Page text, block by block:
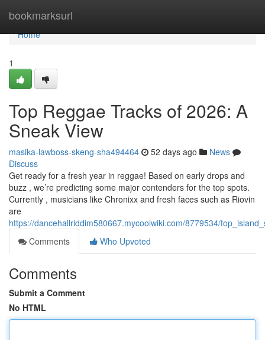
bookmarksurl
Home
Home
1
Top Reggae Tracks of 2026: A
Sneak View
masika-lawboss-skeng-sha494464 52 days ago
News
Discuss
Get ready for a fresh year in reggae! Based on early drops and
buzz , we’re predicting some major contenders for the top spots.
Currently , musicians like Chronixx and fresh faces such as Riovin
are
https://dancehallriddim580667.mycoolwiki.com/8779534/
Comments
Who Upvoted
Comments
Submit a Comment
No HTML